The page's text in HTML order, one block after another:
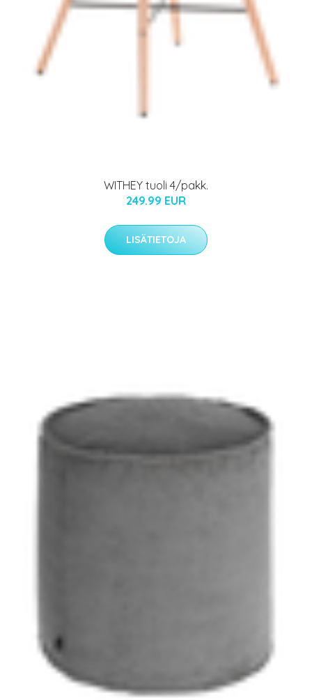
WITHEY tuoli 4/pakk.
249.99 EUR
LISÄTIETOJA